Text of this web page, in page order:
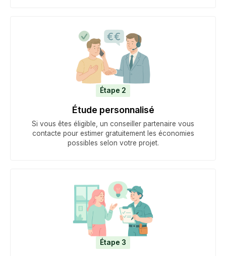
Étape 2
Étude personnalisé
Si vous êtes éligible, un conseiller partenaire vous
contacte pour estimer gratuitement les économies
possibles selon votre projet.
Étape 3